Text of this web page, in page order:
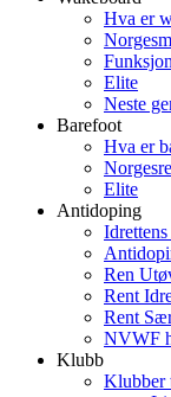
Hva er
Elite
Neste
Barefoot
Hva er
Elite
Antidoping
Ren
Rent
Rent
NVWF
Klubb
Klubber